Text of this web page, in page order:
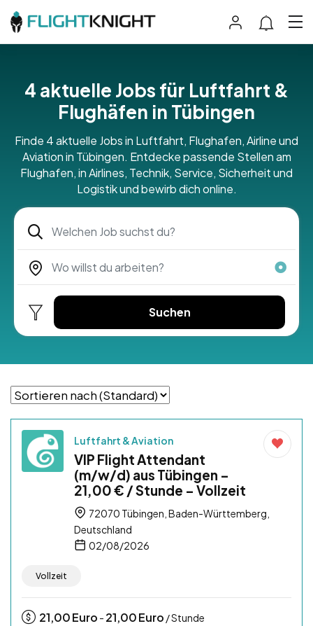
4 aktuelle Jobs für Luftfahrt &
Flughäfen in Tübingen
Finde 4 aktuelle Jobs in Luftfahrt, Flughafen, Airline und
Aviation in Tübingen. Entdecke passende Stellen am
Flughafen, in Airlines, Technik, Service, Sicherheit und
Logistik und bewirb dich online.
Suchen
Luftfahrt & Aviation
VIP Flight Attendant
(m/w/d) aus Tübingen –
21,00 € / Stunde – Vollzeit
72070 Tübingen, Baden-Württemberg,
Deutschland
02/08/2026
Vollzeit
21,00Euro - 21,00Euro / Stunde